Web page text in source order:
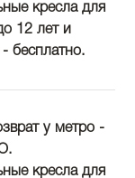
кресла для
12 лет и
бесплатно.
у метро -
кресла для